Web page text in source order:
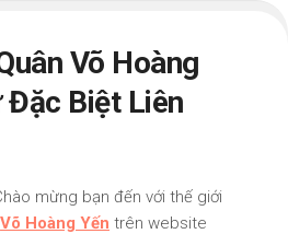
Võ Hoàng
Biệt Liên
mừng bạn đến với thế giới
Võ Hoàng Yến trên website